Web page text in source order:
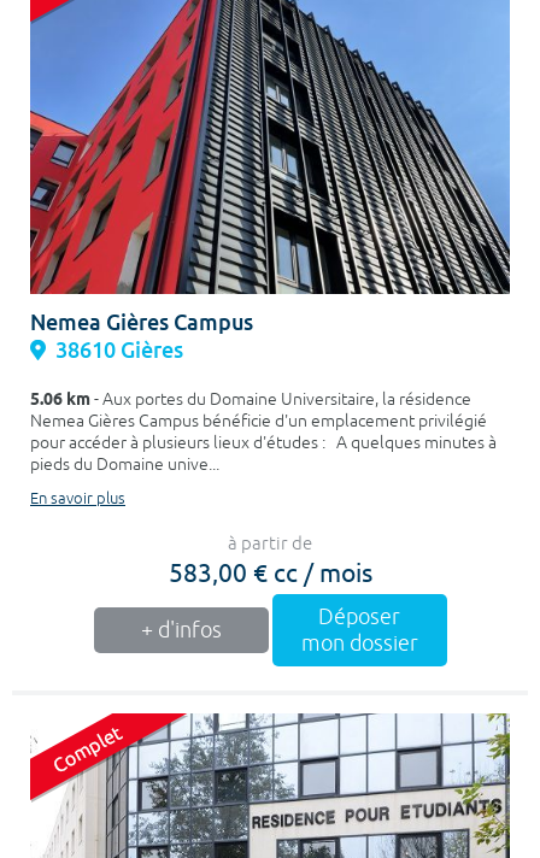
Nemea Gières Campus
38610 Gières
5.06 km- Aux portes du Domaine Universitaire, la résidence
Nemea Gières Campus bénéficie d'un emplacement privilégié
pour accéder à plusieurs lieux d'études : A quelques minutes à
pieds du Domaine unive...
En savoir plus
à partir de
583,00 € cc / mois
+ d'infos
Déposer
mon dossier